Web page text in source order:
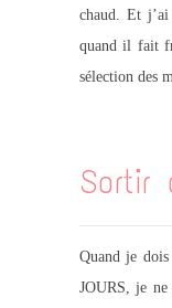
chaud. Et
quand il fait
sélection des
Sortir
Quand je
JOURS, je